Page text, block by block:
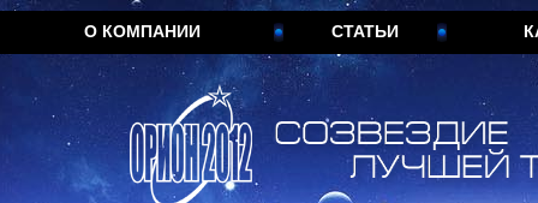
О КОМПАНИИ СТАТЬИ